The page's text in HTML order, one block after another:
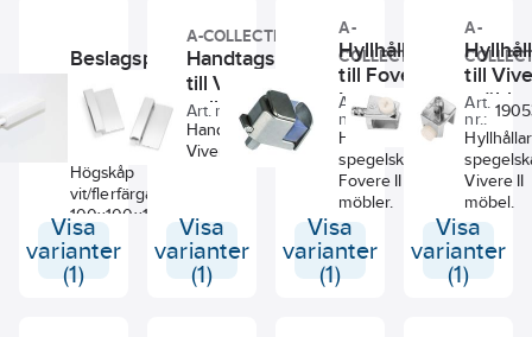
Beslagspåse
Push Open
till Högskåp
Vit,
Svedbergs
Art. nr.:
8865824
Beslagspåse
Push Open till
Högskåp
vit/flerfärgad.
100x100x100mm
(BxHxD).
Visa
varianter
(1)
A-COLLECTION
Handtagsbeslag
till Vivere II, a-
collection
Art. nr.:
19053625
Handtags beslag till
Vivere II möbel.
Visa
varianter
(1)
A-
COLLECTION
Hyllhållare
till Fovere
II möbler,
a-
collection
Art.
nr.: 19053613
Hyllhållare till
spegelskåp
Fovere II
möbler.
Visa
varianter
(1)
A-
till
Art.
nr.:
Vivere II
möbel.
Visa
varianter
(1)